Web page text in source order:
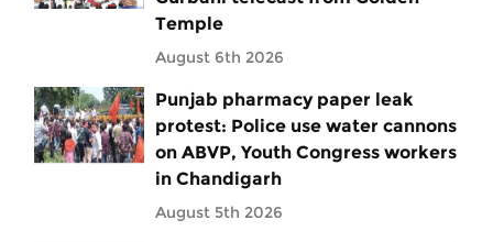
Temple
August 6th 2026
Punjab pharmacy paper leak
protest: Police use water cannons
on ABVP, Youth Congress workers
in Chandigarh
August 5th 2026